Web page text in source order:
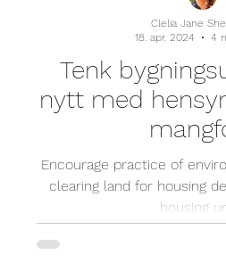
Tenk
nytt med
Encourage practice of
clearing land for housing
housing
Clelia Jane
18. apr. 2024
4